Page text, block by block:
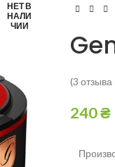
НЕТ В
НАЛИ
ЧИИ
(3 отзыва
240₴